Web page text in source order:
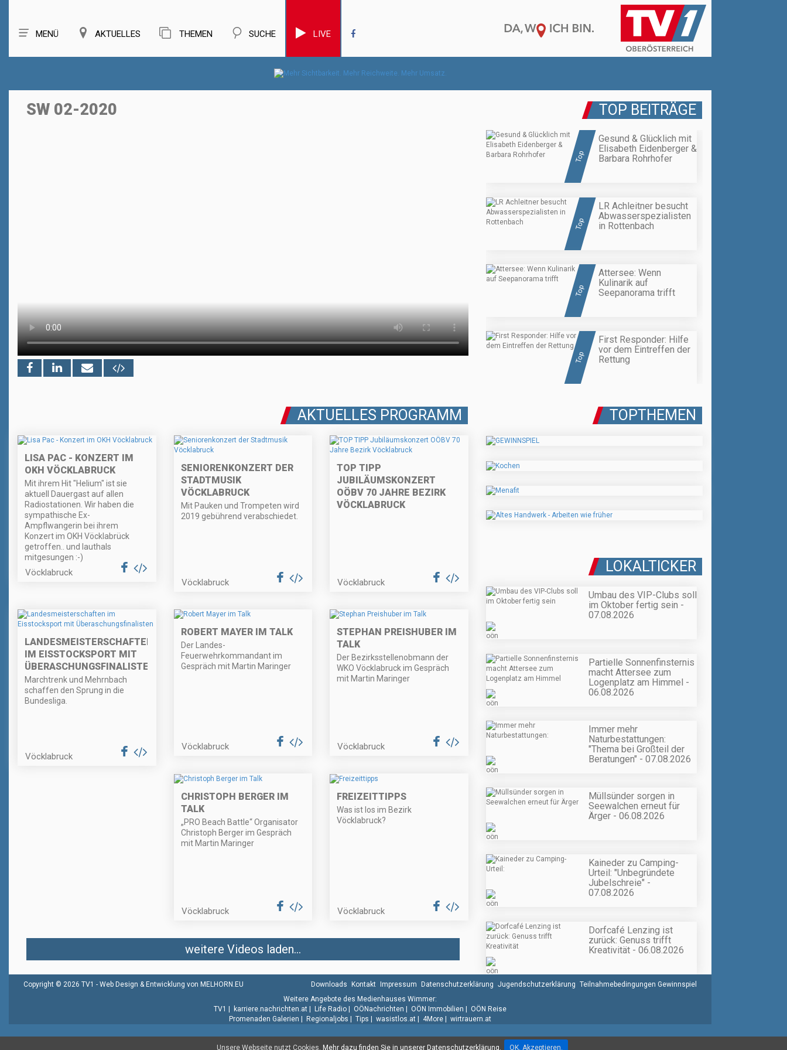
MENÜ AKTUELLES THEMEN SUCHE LIVE
SW 02-2020 TOP BEITRÄGE
Top
Gesund & Glücklich mit
Elisabeth Eidenberger &
Barbara Rohrhofer
Top
LR Achleitner besucht
Abwasserspezialisten
in Rottenbach
Top
Attersee: Wenn
Kulinarik auf
Seepanorama trifft
Top
First Responder: Hilfe
vor dem Eintreffen der
Rettung
AKTUELLES PROGRAMM
LISA PAC - KONZERT IM
OKH VÖCKLABRUCK
Mit ihrem Hit "Helium" ist sie
aktuell Dauergast auf allen
Radiostationen. Wir haben die
sympathische Ex-
Ampflwangerin bei ihrem
Konzert im OKH Vöcklabrück
getroffen.. und lauthals
mitgesungen :-)
Vöcklabruck
SENIORENKONZERT DER
STADTMUSIK
VÖCKLABRUCK
Mit Pauken und Trompeten wird
2019 gebührend verabschiedet.
Vöcklabruck
TOP TIPP
JUBILÄUMSKONZERT
OÖBV 70 JAHRE BEZIRK
VÖCKLABRUCK
Vöcklabruck
LANDESMEISTERSCHAFTEN
IM EISSTOCKSPORT MIT
ÜBERASCHUNGSFINALISTEN
Marchtrenk und Mehrnbach
schaffen den Sprung in die
Bundesliga.
Vöcklabruck
ROBERT MAYER IM TALK
Der Landes-
Feuerwehrkommandant im
Gespräch mit Martin Maringer
Vöcklabruck
STEPHAN PREISHUBER IM
TALK
Der Bezirksstellenobmann der
WKO Vöcklabruck im Gespräch
mit Martin Maringer
Vöcklabruck
CHRISTOPH BERGER IM
TALK
„PRO Beach Battle“ Organisator
Christoph Berger im Gespräch
mit Martin Maringer
Vöcklabruck
FREIZEITTIPPS
Was ist los im Bezirk
Vöcklabruck?
Vöcklabruck
weitere Videos laden...
TOPTHEMEN
LOKALTICKER
Umbau des VIP-Clubs soll
im Oktober fertig sein -
07.08.2026
Partielle Sonnenfinsternis
macht Attersee zum
Logenplatz am Himmel -
06.08.2026
Immer mehr
Naturbestattungen:
"Thema bei Großteil der
Beratungen" - 07.08.2026
Müllsünder sorgen in
Seewalchen erneut für
Ärger - 06.08.2026
Kaineder zu Camping-
Urteil: "Unbegründete
Jubelschreie" -
07.08.2026
Dorfcafé Lenzing ist
zurück: Genuss trifft
Kreativität - 06.08.2026
Unsere Webseite nutzt Cookies. Mehr dazu finden Sie in unserer Datenschutzerklärung. OK. Akzeptieren.
Copyright © 2026 TV1 - Web Design & Entwicklung von MELHORN.EU Downloads Kontakt Impressum Datenschutzerklärung Jugendschutzerklärung Teilnahmebedingungen Gewinnspiel
Weitere Angebote des Medienhauses Wimmer:
TV1 | karriere.nachrichten.at | Life Radio | OÖNachrichten | OÖN Immobilien | OÖN Reise
Promenaden Galerien | Regionaljobs | Tips | wasistlos.at | 4More | wirtrauern.at